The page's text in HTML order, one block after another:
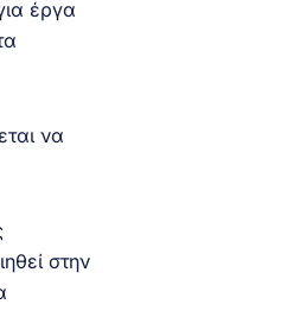
έργα
να
στην